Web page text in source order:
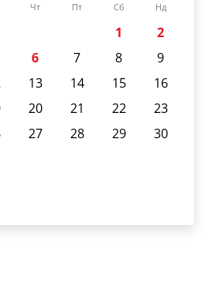
Чт Пт Сб Нд
1
2
6 7 8
9
13 14 15
16
20 21 22
23
27 28 29
30